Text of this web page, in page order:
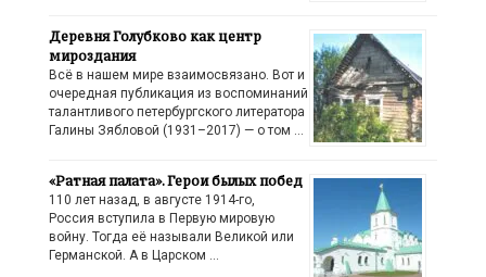
Деревня Голубково как центр
мироздания
Всё в нашем мире взаимосвязано. Вот и
очередная публикация из воспоминаний
талантливого петербургского литератора
Галины Зябловой (1931–2017) — о том …
«Ратная палата». Герои былых побед
110 лет назад, в августе 1914-го,
Россия вступила в Первую мировую
войну. Тогда её называли Великой или
Германской. А в Царском …